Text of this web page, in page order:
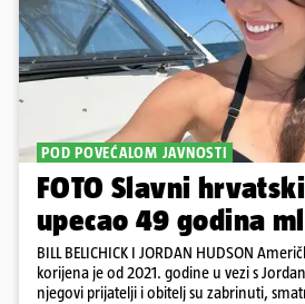
POD POVEĆALOM JAVNOSTI
FOTO Slavni
upecao 49 godina
BILL BELICHICK I JORDAN HUDSON
korijena je od 2021. godine u vezi s
njegovi prijatelji i obitelj su zabrinuti,